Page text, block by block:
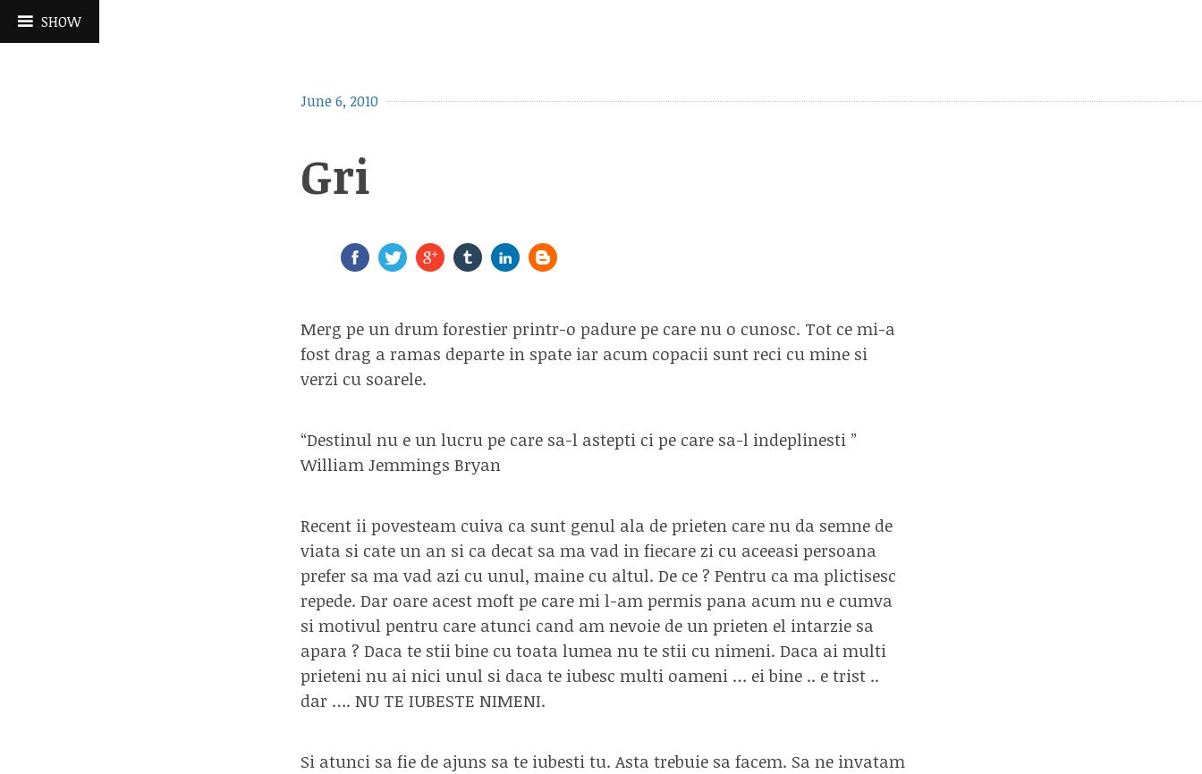
SHOW
June 6, 2010
Gri
Merg pe un drum forestier printr-o padure pe care nu o cunosc. Tot ce mi-a
fost drag a ramas departe in spate iar acum copacii sunt reci cu mine si
verzi cu soarele.
“Destinul nu e un lucru pe care sa-l astepti ci pe care sa-l indeplinesti ”
William Jemmings Bryan
Recent ii povesteam cuiva ca sunt genul ala de prieten care nu da semne de
viata si cate un an si ca decat sa ma vad in fiecare zi cu aceeasi persoana
prefer sa ma vad azi cu unul, maine cu altul. De ce ? Pentru ca ma plictisesc
repede. Dar oare acest moft pe care mi l-am permis pana acum nu e cumva
si motivul pentru care atunci cand am nevoie de un prieten el intarzie sa
apara ? Daca te stii bine cu toata lumea nu te stii cu nimeni. Daca ai multi
prieteni nu ai nici unul si daca te iubesc multi oameni … ei bine .. e trist ..
dar …. NU TE IUBESTE NIMENI.
Si atunci sa fie de ajuns sa te iubesti tu. Asta trebuie sa facem. Sa ne invatam